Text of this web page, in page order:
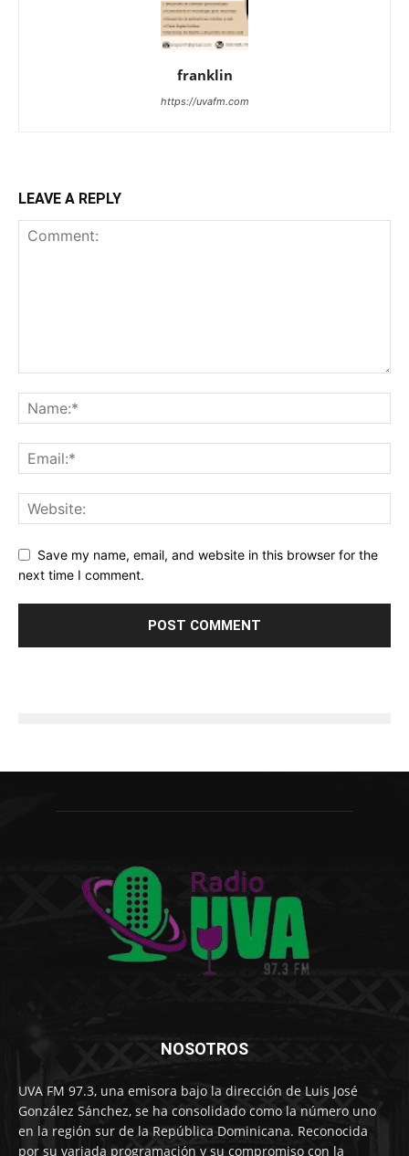
franklin
https://uvafm.com
LEAVE A REPLY
Save my name, email, and website in this browser for the
next time I comment.
NOSOTROS
UVA FM 97.3, una emisora bajo la dirección de Luis José
González Sánchez, se ha consolidado como la número uno
en la región sur de la República Dominicana. Reconocida
por su variada programación y su compromiso con la